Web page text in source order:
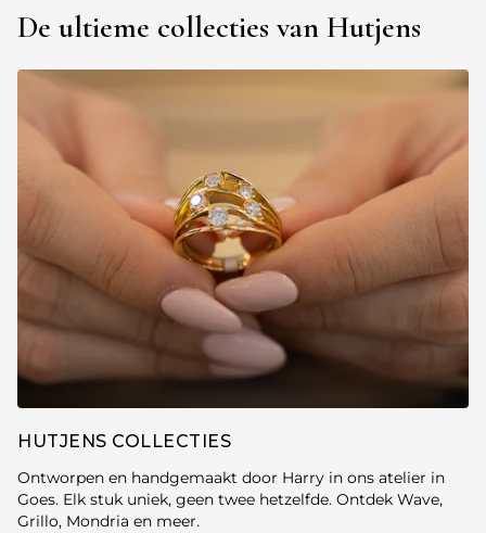
De ultieme collecties van Hutjens
HUTJENS COLLECTIES
Ontworpen en handgemaakt door Harry in ons atelier in
Goes. Elk stuk uniek, geen twee hetzelfde. Ontdek Wave,
Grillo, Mondria en meer.